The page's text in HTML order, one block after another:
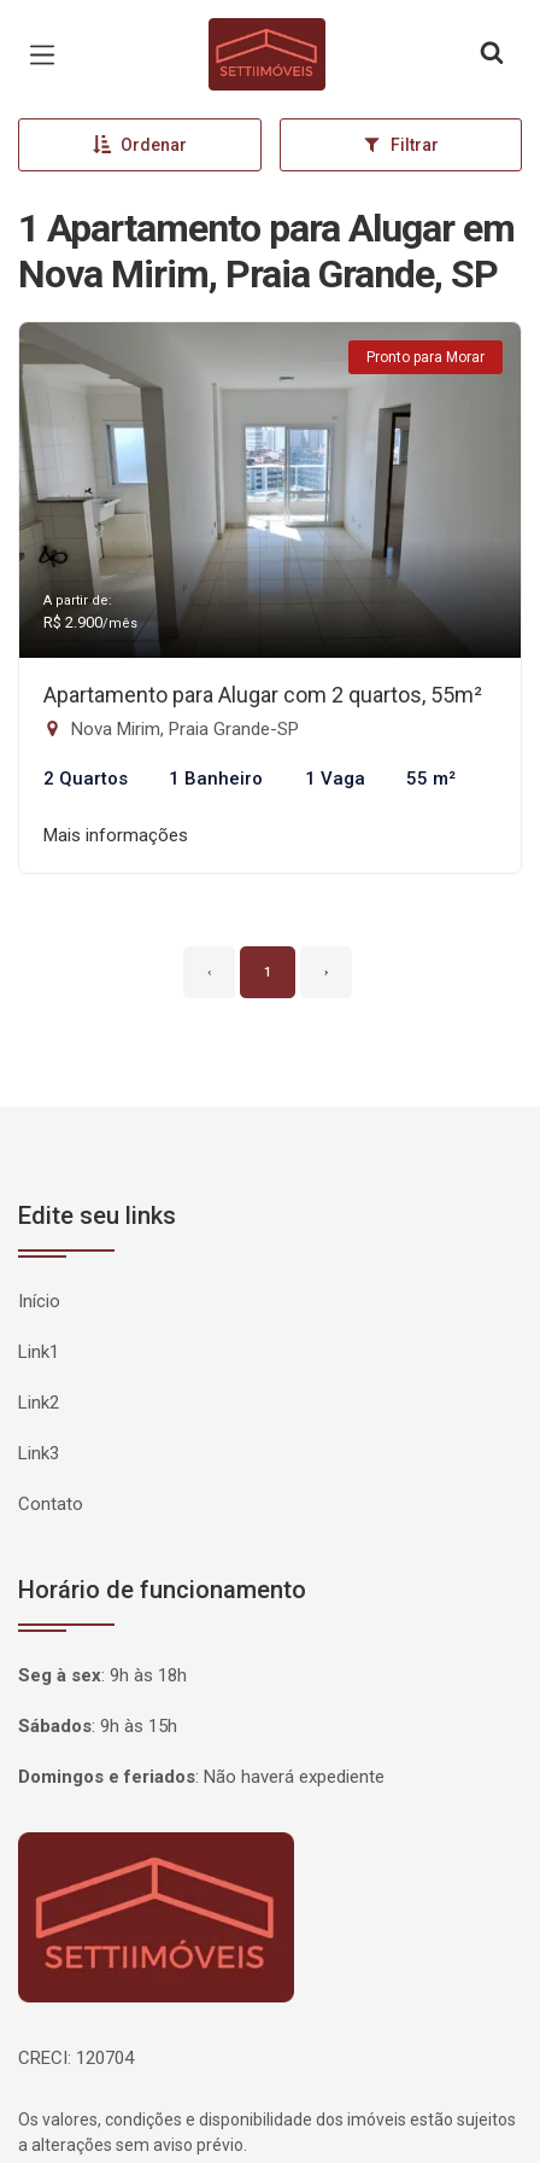
Página inicial
Ordenar Filtrar
1 Apartamento para Alugar em
Nova Mirim, Praia Grande, SP
Pronto para Morar
A partir de:
R$ 2.900/mês
Apartamento para Alugar com 2 quartos, 55m²
Nova Mirim, Praia Grande-SP
2 Quartos 1 Banheiro 1 Vaga 55 m²
Mais informações
‹ 1 ›
Edite seu links
Início
Link1
Link2
Link3
Contato
Horário de funcionamento
Seg à sex: 9h às 18h
Sábados: 9h às 15h
Domingos e feriados: Não haverá expediente
Página inicial
CRECI: 120704
Os valores, condições e disponibilidade dos imóveis estão sujeitos
a alterações sem aviso prévio.